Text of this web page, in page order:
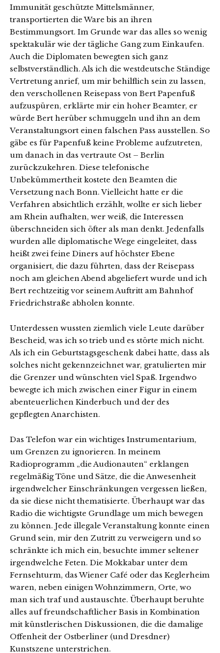
Immunität geschützte Mittelsmänner,
transportierten die Ware bis an ihren
Bestimmungsort. Im Grunde war das alles so wenig
spektakulär wie der tägliche Gang zum Einkaufen.
Auch die Diplomaten bewegten sich ganz
selbstverständlich. Als ich die westdeutsche Ständige
Vertretung anrief, um mir behilflich sein zu lassen,
den verschollenen Reisepass von Bert Papenfuß
aufzuspüren, erklärte mir ein hoher Beamter, er
würde Bert herüber schmuggeln und ihn an dem
Veranstaltungsort einen falschen Pass ausstellen. So
gäbe es für Papenfuß keine Probleme aufzutreten,
um danach in das vertraute Ost – Berlin
zurückzukehren. Diese telefonische
Unbekümmertheit kostete den Beamten die
Versetzung nach Bonn. Vielleicht hatte er die
Verfahren absichtlich erzählt, wollte er sich lieber
am Rhein aufhalten, wer weiß, die Interessen
überschneiden sich öfter als man denkt. Jedenfalls
wurden alle diplomatische Wege eingeleitet, dass
heißt zwei feine Diners auf höchster Ebene
organisiert, die dazu führten, dass der Reisepass
noch am gleichen Abend abgeliefert wurde und ich
Bert rechtzeitig vor seinem Auftritt am Bahnhof
Friedrichstraße abholen konnte.
Unterdessen wussten ziemlich viele Leute darüber
Bescheid, was ich so trieb und es störte mich nicht.
Als ich ein Geburtstagsgeschenk dabei hatte, dass als
solches nicht gekennzeichnet war, gratulierten mir
die Grenzer und wünschten viel Spaß. Irgendwo
bewegte ich mich zwischen einer Figur in einem
abenteuerlichen Kinderbuch und der des
gepflegten Anarchisten.
Das Telefon war ein wichtiges Instrumentarium,
um Grenzen zu ignorieren. In meinem
Radioprogramm „die Audionauten“ erklangen
regelmäßig Töne und Sätze, die die Anwesenheit
irgendwelcher Einschränkungen vergessen ließen,
da sie diese nicht thematisierte. Überhaupt war das
Radio die wichtigste Grundlage um mich bewegen
zu können. Jede illegale Veranstaltung konnte einen
Grund sein, mir den Zutritt zu verweigern und so
schränkte ich mich ein, besuchte immer seltener
irgendwelche Feten. Die Mokkabar unter dem
Fernsehturm, das Wiener Café oder das Keglerheim
waren, neben einigen Wohnzimmern, Orte, wo
man sich traf und austauschte. Überhaupt beruhte
alles auf freundschaftlicher Basis in Kombination
mit künstlerischen Diskussionen, die die damalige
Offenheit der Ostberliner (und Dresdner)
Kunstszene unterstrichen.